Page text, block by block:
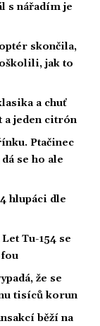
s nářadím je
skončila,
jak to
a chuť
a jeden citrón
Ptačinec
se ho ale
hlupáci dle
Tu-154 se
že se
tisíců korun
běží na